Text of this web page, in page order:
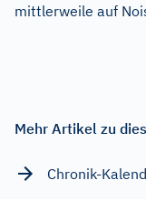
mittlerweile auf
Mehr Artikel zu
Chronik-